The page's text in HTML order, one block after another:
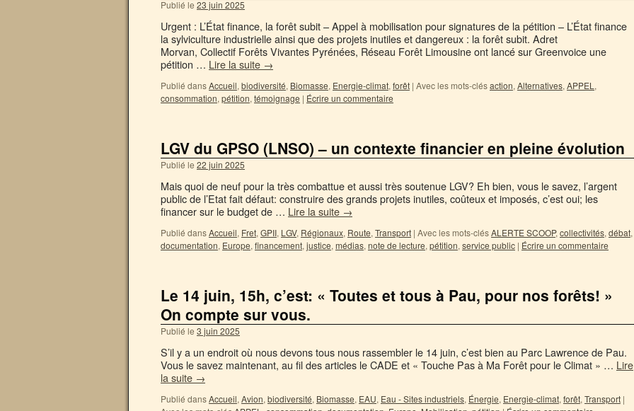
Publié le 23 juin 2025
Urgent : L’État finance, la forêt subit – Appel à mobilisation pour signatures de la pétition – L’État finance
la sylviculture industrielle ainsi que des projets inutiles et dangereux : la forêt subit. Adret
Morvan, Collectif Forêts Vivantes Pyrénées, Réseau Forêt Limousine ont lancé sur Greenvoice une
pétition … Lire la suite →
Publié dansAccueil, biodiversité, Biomasse, Energie-climat, forêt | Avec les mots-clésaction, Alternatives, APPEL ,
consommation, pétition, témoignage | Écrire un commentaire
LGV du GPSO (LNSO) – un contexte financier en pleine évolution
Publié le 22 juin 2025
Mais quoi de neuf pour la très combattue et aussi très soutenue LGV? Eh bien, vous le savez, l’argent
public de l’Etat fait défaut: construire des grands projets inutiles, coûteux et imposés, c’est oui; les
financer sur le budget de … Lire la suite →
Publié dansAccueil, Fret, GPII, LGV, Régionaux, Route, Transport | Avec les mots-clésALERTE SCOOP, collectivités, débat,
documentation, Europe, financement, justice, médias, note de lecture, pétition, service public | Écrire un commentaire
Le 14 juin, 15h, c’est: « Toutes et tous à Pau, pour nos forêts! »
On compte sur vous.
Publié le 3 juin 2025
S’il y a un endroit où nous devons tous nous rassembler le 14 juin, c’est bien au Parc Lawrence de Pau.
Vous le savez maintenant, au fil des articles le CADE et « Touche Pas à Ma Forêt pour le Climat » … Lire
la suite →
Publié dansAccueil, Avion, biodiversité, Biomasse, EAU, Eau - Sites industriels, Énergie, Energie-climat, forêt, Transport |